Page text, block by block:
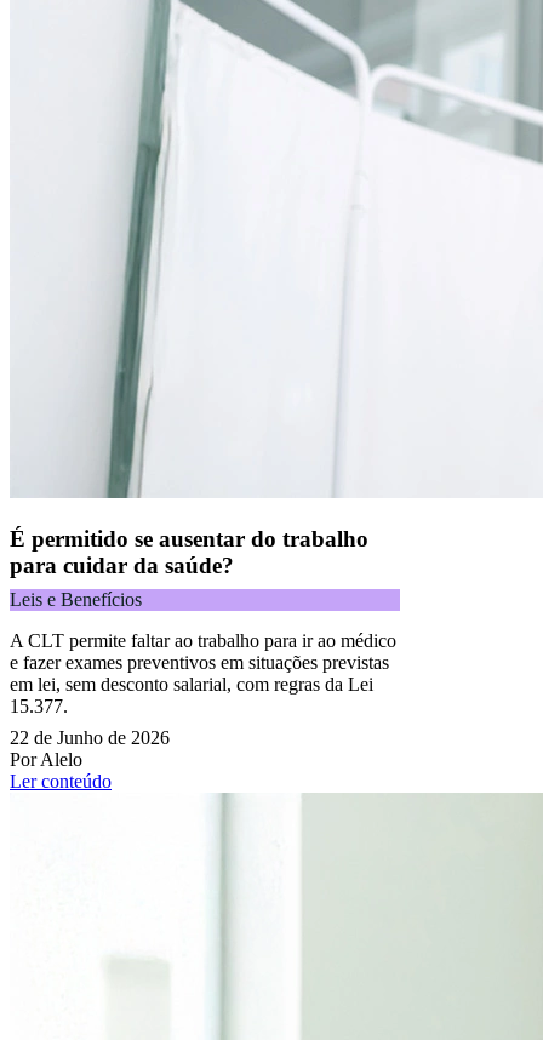
É permitido se ausentar do trabalho
para cuidar da saúde?
Leis e Benefícios
A CLT permite faltar ao trabalho para ir ao médico
e fazer exames preventivos em situações previstas
em lei, sem desconto salarial, com regras da Lei
15.377.
22 de Junho de 2026
Por Alelo
Ler conteúdo